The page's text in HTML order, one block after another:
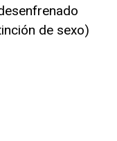
de sexo)